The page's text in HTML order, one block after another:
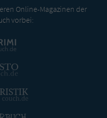
Online-Magazinen der
vorbei: